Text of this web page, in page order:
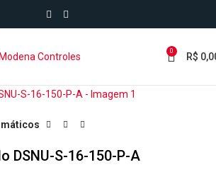
0 R$
DSNU-S-16-150-P-A